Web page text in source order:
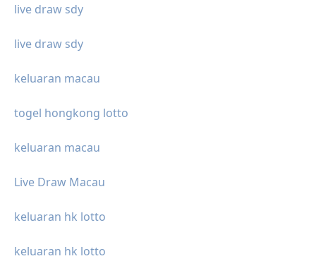
live draw sdy
live draw sdy
keluaran macau
togel hongkong lotto
keluaran macau
Live Draw Macau
keluaran hk lotto
keluaran hk lotto